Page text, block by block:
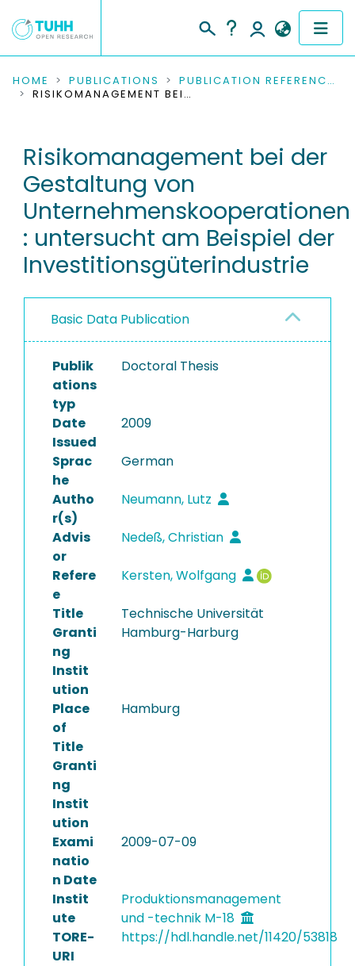
COMMUNITIES & COLLECTIONS
RESEARCH DATA
PEOPLE
INSTITUTIONS
PROJECTS
HOME PUBLICATIONS
PUBLICATION REFERENCES
RISIKOMANAGEMENT BEI DER GESTALTUNG VON UNTERNEHMENSKOOPERATIONEN : UNTERSUCHT AM BEISPIEL DER INVESTITIONSGÜTERINDUSTRIE
Risikomanagement bei der
Gestaltung von
Unternehmenskooperationen
: untersucht am Beispiel der
Investitionsgüterindustrie
Basic Data Publication
Publik
ations
typ
Doctoral Thesis
Date
Issued
2009
Sprac
he
German
Autho
r(s)
Neumann, Lutz
Advis
or
Nedeß, Christian
Refere
e
Kersten, Wolfgang
Title
Granti
ng
Instit
ution
Technische Universität
Hamburg-Harburg
Place
of
Title
Granti
ng
Instit
ution
Hamburg
Exami
natio
n Date
2009-07-09
Instit
ute
Produktionsmanagement
und -technik M-18
TORE-
URI
https://hdl.handle.net/11420/53818